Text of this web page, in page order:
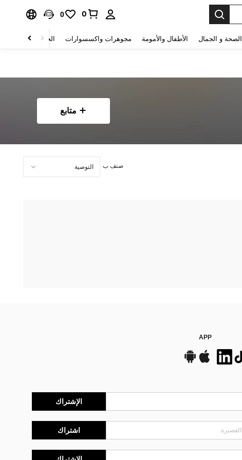
0
0
الصحة و الجمال الأطفال والأمومة مجوهرات واكسسوارات الحقائب والأمتعة
متابع
صنف ب
APP
الإشتراك
اشتراك